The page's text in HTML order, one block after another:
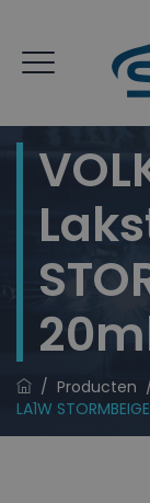
/ Producten
LA1W